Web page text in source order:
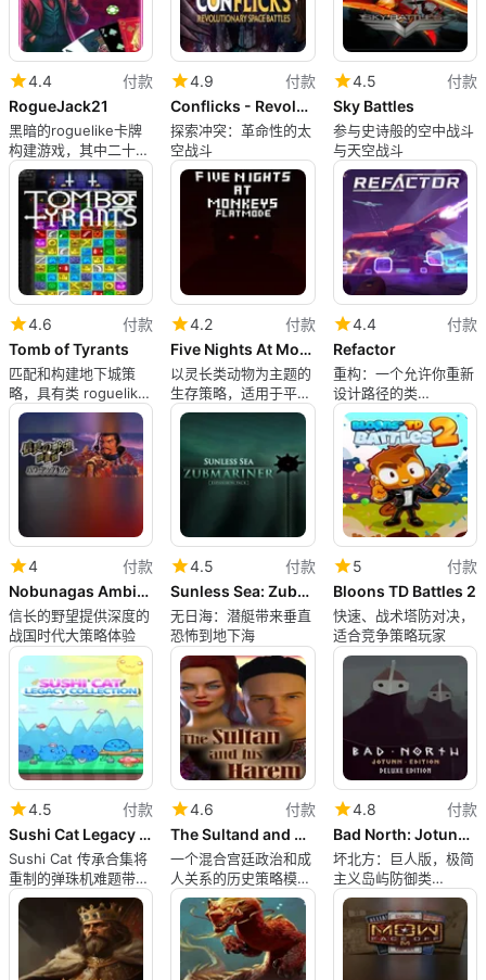
4.4
付款
RogueJack21
黑暗的roguelike卡牌
构建游戏，其中二十一
点决定生死
4.9
付款
Conflicks - Revolutionary Space Battles
探索冲突：革命性的太
空战斗
4.5
付款
Sky Battles
参与史诗般的空中战斗
与天空战斗
4.6
付款
Tomb of Tyrants
匹配和构建地下城策
略，具有类 roguelike
的进展和小型运行
4.2
付款
Five Nights At Monkeys: Flat Mode
以灵长类动物为主题的
生存策略，适用于平面
屏幕和Mac玩家
4.4
付款
Refactor
重构：一个允许你重新
设计路径的类
roguelike塔防游戏
4
付款
Nobunagas Ambition: Shouseiroku with Power Up Kit
信长的野望提供深度的
战国时代大策略体验
4.5
付款
Sunless Sea: Zubmariner
无日海：潜艇带来垂直
恐怖到地下海
5
付款
Bloons TD Battles 2
快速、战术塔防对决，
适合竞争策略玩家
4.5
付款
Sushi Cat Legacy Collection
Sushi Cat 传承合集将
重制的弹珠机难题带到
Mac
4.6
付款
The Sultand and his Harem
一个混合宫廷政治和成
人关系的历史策略模拟
游戏
4.8
付款
Bad North: Jotunn Edition - Deluxe Edition
坏北方：巨人版，极简
主义岛屿防御类
roguelite 游戏，适用
于 Mac